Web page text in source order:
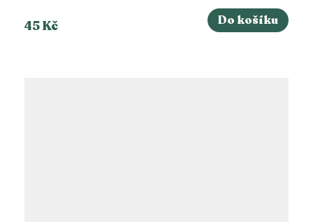
45 Kč Do košíku